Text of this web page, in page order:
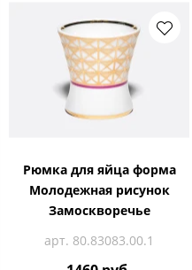
Рюмка для яйца форма
Молодежная рисунок
Замоскворечье
арт. 80.83083.00.1